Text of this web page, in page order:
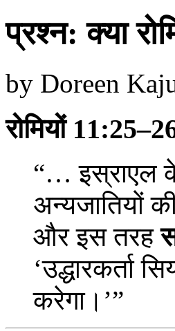
प्रश्न: क्या
by Doreen
रोमियों
“… इस्राएल
अन्यजातियों
और इस तरह
‘उद्धारकर्ता
करेगा।’”